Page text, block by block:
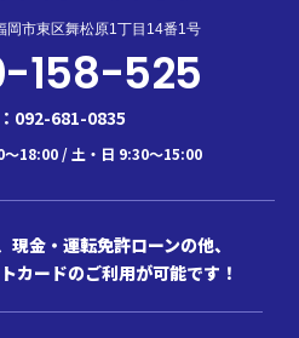
市東区舞松原1丁目14番1号
158-525
092-681-0835
～18:00 / 土・日 9:30～15:00
金・運転免許ローンの他、
カードのご利用が可能です！